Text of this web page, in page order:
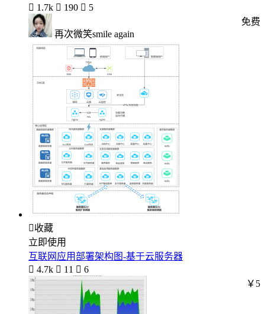
 1.7k  190  5
再次微笑smile again
免费
收藏
立即使用
互联网应用部署架构图-基于云服务器
 4.7k  11  6
￥5